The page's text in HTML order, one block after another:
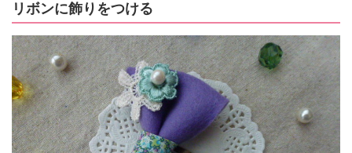
リボンに飾りをつける